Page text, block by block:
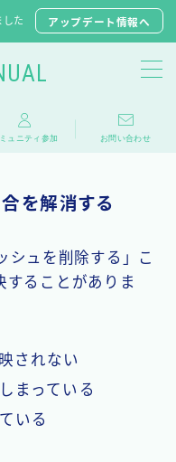
た アップデート情報へ
ュニティ参加 お問い合わせ
を解消する
シュを削除する」こ
することがありま
されない
まっている
いる